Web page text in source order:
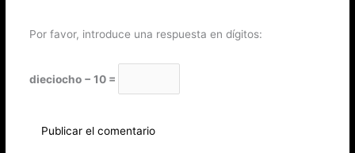
Por favor, introduce una respuesta en dígitos:
dieciocho − 10 =